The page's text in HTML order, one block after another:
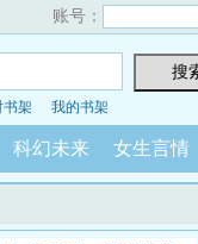
账号：
书架 我的书架
科幻未来 女生言情